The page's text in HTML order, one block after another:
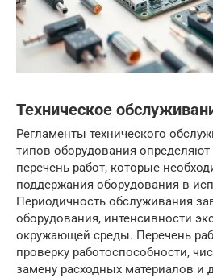
Техническое
Регламенты технического
типов оборудования определяют
перечень работ, которые
поддержания оборудования в
Периодичность обслуживания
оборудования, интенсивности
окружающей среды. Перечень
проверку работоспособности,
замену расходных материалов и